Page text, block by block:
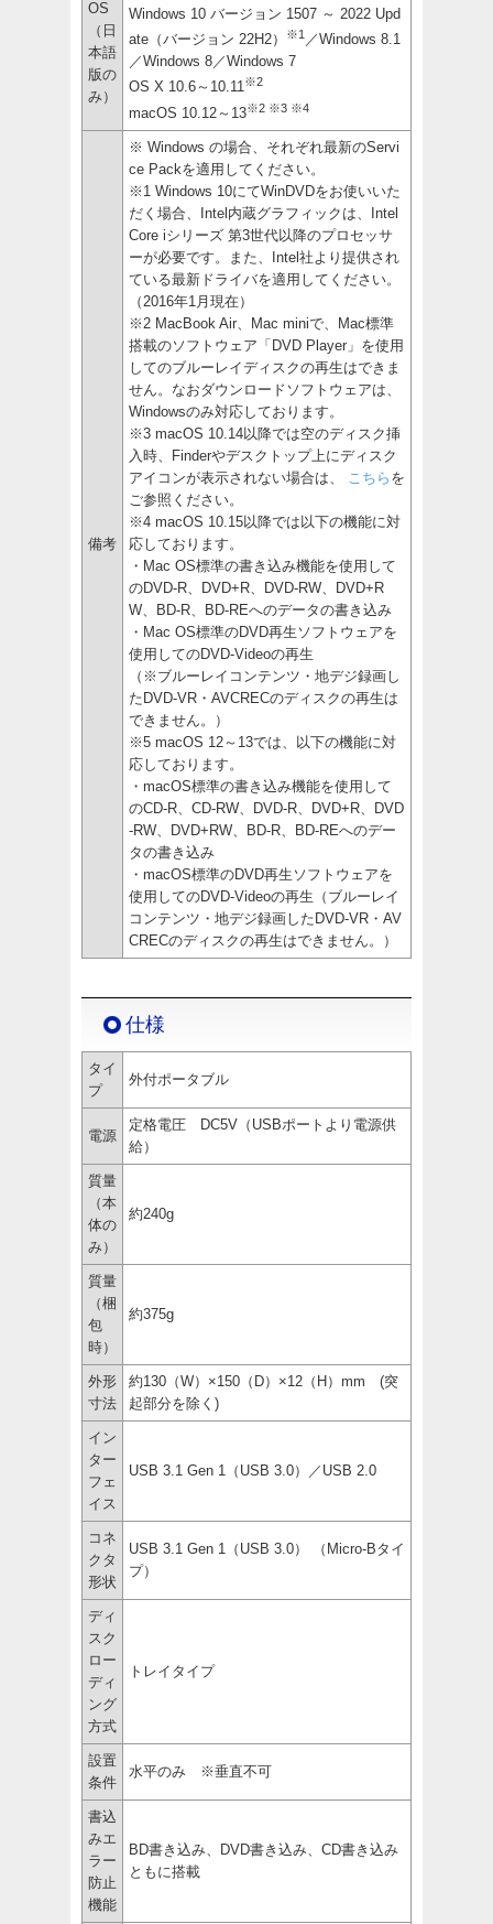
OS
（日
本語
版の
み）
Windows 10 バージョン 1507 ～ 2022 Upd
ate（バージョン 22H2）
※1 ／Windows 8.1
／Windows 8／Windows 7
OS X 10.6～10.11※2
macOS 10.12～13※2 ※3 ※4
備考
※ Windows の場合、それぞれ最新のServi
ce Packを適用してください。
※1 Windows 10にてWinDVDをお使いいた
だく場合、Intel内蔵グラフィックは、Intel
Core iシリーズ 第3世代以降のプロセッサ
ーが必要です。また、Intel社より提供され
ている最新ドライバを適用してください。
（2016年1月現在）
※2 MacBook Air、Mac miniで、Mac標準
搭載のソフトウェア「DVD Player」を使用
してのブルーレイディスクの再生はできま
せん。なおダウンロードソフトウェアは、
Windowsのみ対応しております。
※3 macOS 10.14以降では空のディスク挿
入時、Finderやデスクトップ上にディスク
アイコンが表示されない場合は、
こちら を
ご参照ください。
※4 macOS 10.15以降では以下の機能に対
応しております。
・Mac OS標準の書き込み機能を使用して
のDVD-R、DVD+R、DVD-RW、DVD+R
W、BD-R、BD-REへのデータの書き込み
・Mac OS標準のDVD再生ソフトウェアを
使用してのDVD-Videoの再生
（※ブルーレイコンテンツ・地デジ録画し
たDVD-VR・AVCRECのディスクの再生は
できません。）
※5 macOS 12～13では、以下の機能に対
応しております。
・macOS標準の書き込み機能を使用して
のCD-R、CD-RW、DVD-R、DVD+R、DVD
-RW、DVD+RW、BD-R、BD-REへのデー
タの書き込み
・macOS標準のDVD再生ソフトウェアを
使用してのDVD-Videoの再生（ブルーレイ
コンテンツ・地デジ録画したDVD-VR・AV
CRECのディスクの再生はできません。）
仕様
タイ
プ
外付ポータブル
電源
定格電圧 DC5V（USBポートより電源供
給）
質量
（本
体の
み）
約240g
質量
（梱
包
時）
約375g
外形
寸法
約130（W）×150（D）×12（H）mm (突
起部分を除く)
イン
ター
フェ
イス
USB 3.1 Gen 1（USB 3.0）／USB 2.0
コネ
クタ
形状
USB 3.1 Gen 1（USB 3.0） （Micro-Bタイ
プ）
ディ
スク
ロー
ディ
ング
方式
トレイタイプ
設置
条件
水平のみ ※垂直不可
書込
みエ
ラー
防止
機能
BD書き込み、DVD書き込み、CD書き込み
ともに搭載